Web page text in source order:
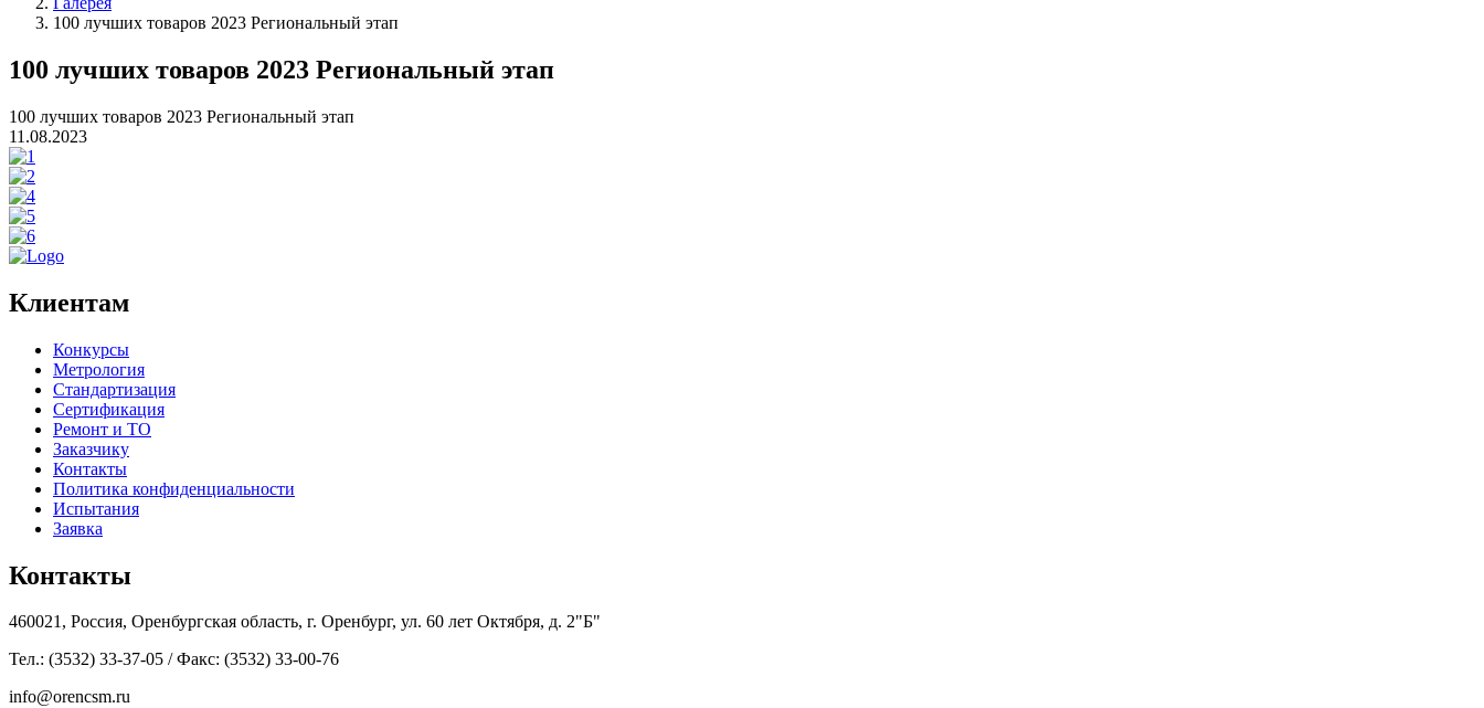
100 лучших товаров 2023 Региональный этап
100 лучших товаров 2023 Региональный этап
100 лучших товаров 2023 Региональный этап
11.08.2023
Клиентам
Конкурсы
Метрология
Стандартизация
Сертификация
Ремонт и ТО
Заказчику
Контакты
Политика конфиденциальности
Испытания
Заявка
Контакты
460021, Россия, Оренбургская область, г. Оренбург, ул. 60 лет Октября, д. 2"Б"
Тел.: (3532) 33-37-05 / Факс: (3532) 33-00-76
info@orencsm.ru